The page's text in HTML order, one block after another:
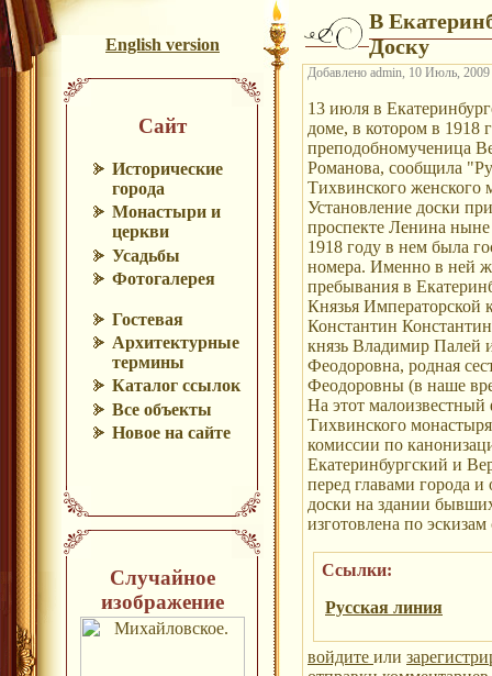
English version
Сайт
Исторические
города
Монастыри и
церкви
Усадьбы
Фотогалерея
Гостевая
Архитектурные
термины
Каталог ссылок
Все объекты
Новое на сайте
Случайное
изображение
В
Доску
Добавлено admin, 10 Июль,
13 июля в
доме, в котором в 1918
преподобномученица
Романова, сообщила
Тихвинского женского
Установление доски
проспекте Ленина
1918 году в нем была
номера. Именно в ней
пребывания в
Князья Императорской
Константин
князь Владимир Палей
Феодоровна, родная
Феодоровны (в наше
На этот
Тихвинского
комиссии по
Екатеринбургский и
перед главами города
доски на здании
изготовлена по
Ссылки:
Русская линия
войдите или